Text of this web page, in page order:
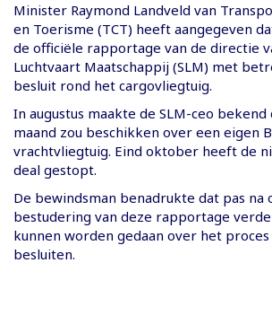
Minister Raymond Landveld van
en Toerisme (TCT) heeft aangegeven
de officiële rapportage van de directie
Luchtvaart Maatschappij (SLM) met
besluit rond het cargovliegtuig.
In augustus maakte de SLM-ceo
maand zou beschikken over een eigen
vrachtvliegtuig. Eind oktober heeft de
deal gestopt.
De bewindsman benadrukte dat pas na
bestudering van deze rapportage
kunnen worden gedaan over het
besluiten.